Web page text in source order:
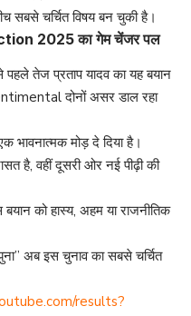
सबसे चर्चित विषय बन चुकी है।
2025 का गेम चेंजर पल
तेज प्रताप यादव का यह बयान
दोनों असर डाल रहा
भावनात्मक मोड़ दे दिया है।
है, वहीं दूसरी ओर नई पीढ़ी की
को हास्य, अहम या राजनीतिक
अब इस चुनाव का सबसे चर्चित
results?